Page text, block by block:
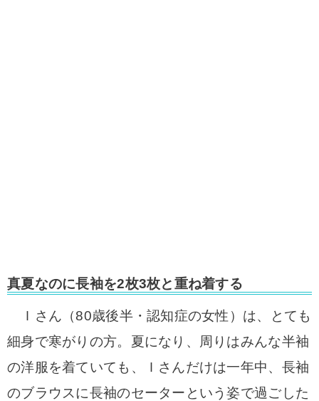
真夏なのに長袖を2枚3枚と重ね着する
Ｉさん（80歳後半・認知症の女性）は、とても
細身で寒がりの方。 夏になり、周りはみんな半袖
の洋服を着ていても、Ｉさんだけは一年中、長袖
のブラウスに長袖のセーターという姿で過ごした